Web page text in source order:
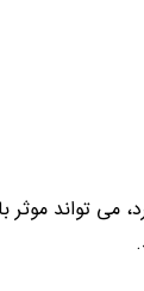
می تواند